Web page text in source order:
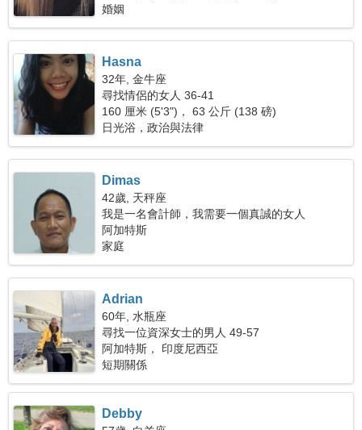
婚姻
Hasna
32年, 金牛座
尋找情侶的女人 36-41
160 厘米 (5'3")， 63 公斤 (138 磅)
日光浴，政治與法律
Dimas
42歲, 天秤座
我是一名會計師，我需要一個真誠的女人
阿加特斯
家庭
Adrian
60年, 水瓶座
尋找一位資深女士的男人 49-57
阿加特斯， 印度尼西亞
短期關係
Debby